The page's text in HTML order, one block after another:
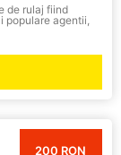
de rulaj fiind
populare agentii,
200 RON